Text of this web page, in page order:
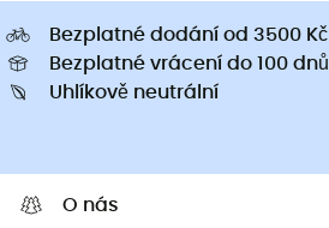
Bezplatné dodání od 3500 Kč
Bezplatné vrácení do 100 dnů
Uhlíkově neutrální
O nás